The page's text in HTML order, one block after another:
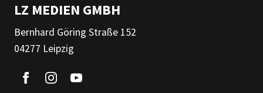
LZ MEDIEN GMBH
Bernhard Göring Straße 152
04277 Leipzig